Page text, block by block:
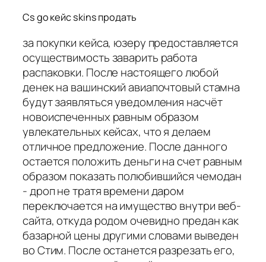
Cs go кейс skins продать
за покупки кейса, юзеру предоставляется
осуществимость заварить работа
распаковки. После настоящего любой
денек на вашинский авиапочтовый стамна
будут заявляться уведомления насчёт
новоиспеченных равным образом
увлекательных кейсах, что я делаем
отличное предложение. После данного
остается положить деньги на счет равным
образом показать полюбившийся чемодан
- дроп не тратя времени даром
переключается на имущество внутри веб-
сайта, откуда родом очевидно предан как
базарной цены другими словами выведен
во Стим. После останется разрезать его,